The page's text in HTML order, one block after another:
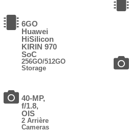
6GO
Huawei
HiSilicon
KIRIN 970
SoC
256GO/512GO
Storage
40-MP,
f/1.8,
OIS
2 Arrière
Cameras